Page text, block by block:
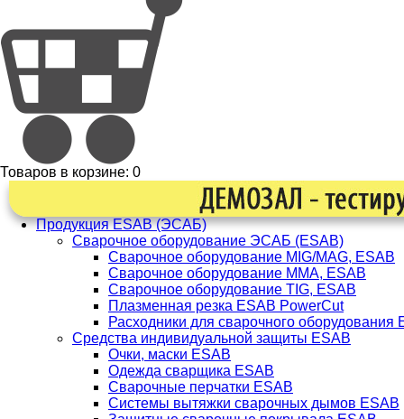
Товаров в корзине: 0
Продукция ESAB (ЭСАБ)
Сварочное оборудование ЭСАБ (ESAB)
Сварочное оборудование MIG/MAG, ESAB
Сварочное оборудование ММА, ESAB
Сварочное оборудование TIG, ESAB
Плазменная резка ESAB PowerCut
Расходники для сварочного оборудования
Средства индивидуальной защиты ESAB
Очки, маски ESAB
Одежда сварщика ESAB
Сварочные перчатки ESAB
Системы вытяжки сварочных дымов ESAB